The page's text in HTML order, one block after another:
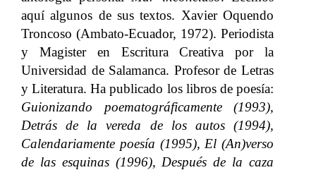
aquí algunos de sus textos. Xavier Oquendo
Troncoso (Ambato-Ecuador, 1972). Periodista
y Magister en Escritura Creativa por la
Universidad de Salamanca. Profesor de Letras
y Literatura. Ha publicado los libros de poesía:
Guionizando poematográficamente (1993),
Detrás de la vereda de los autos (1994),
Calendariamente poesía (1995), El (An)verso
de las esquinas (1996), Después de la caza